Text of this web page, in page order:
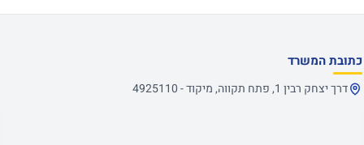
כתובת המשרד
דרך יצחק רבין 1, פתח תקווה, מיקוד - 4925110